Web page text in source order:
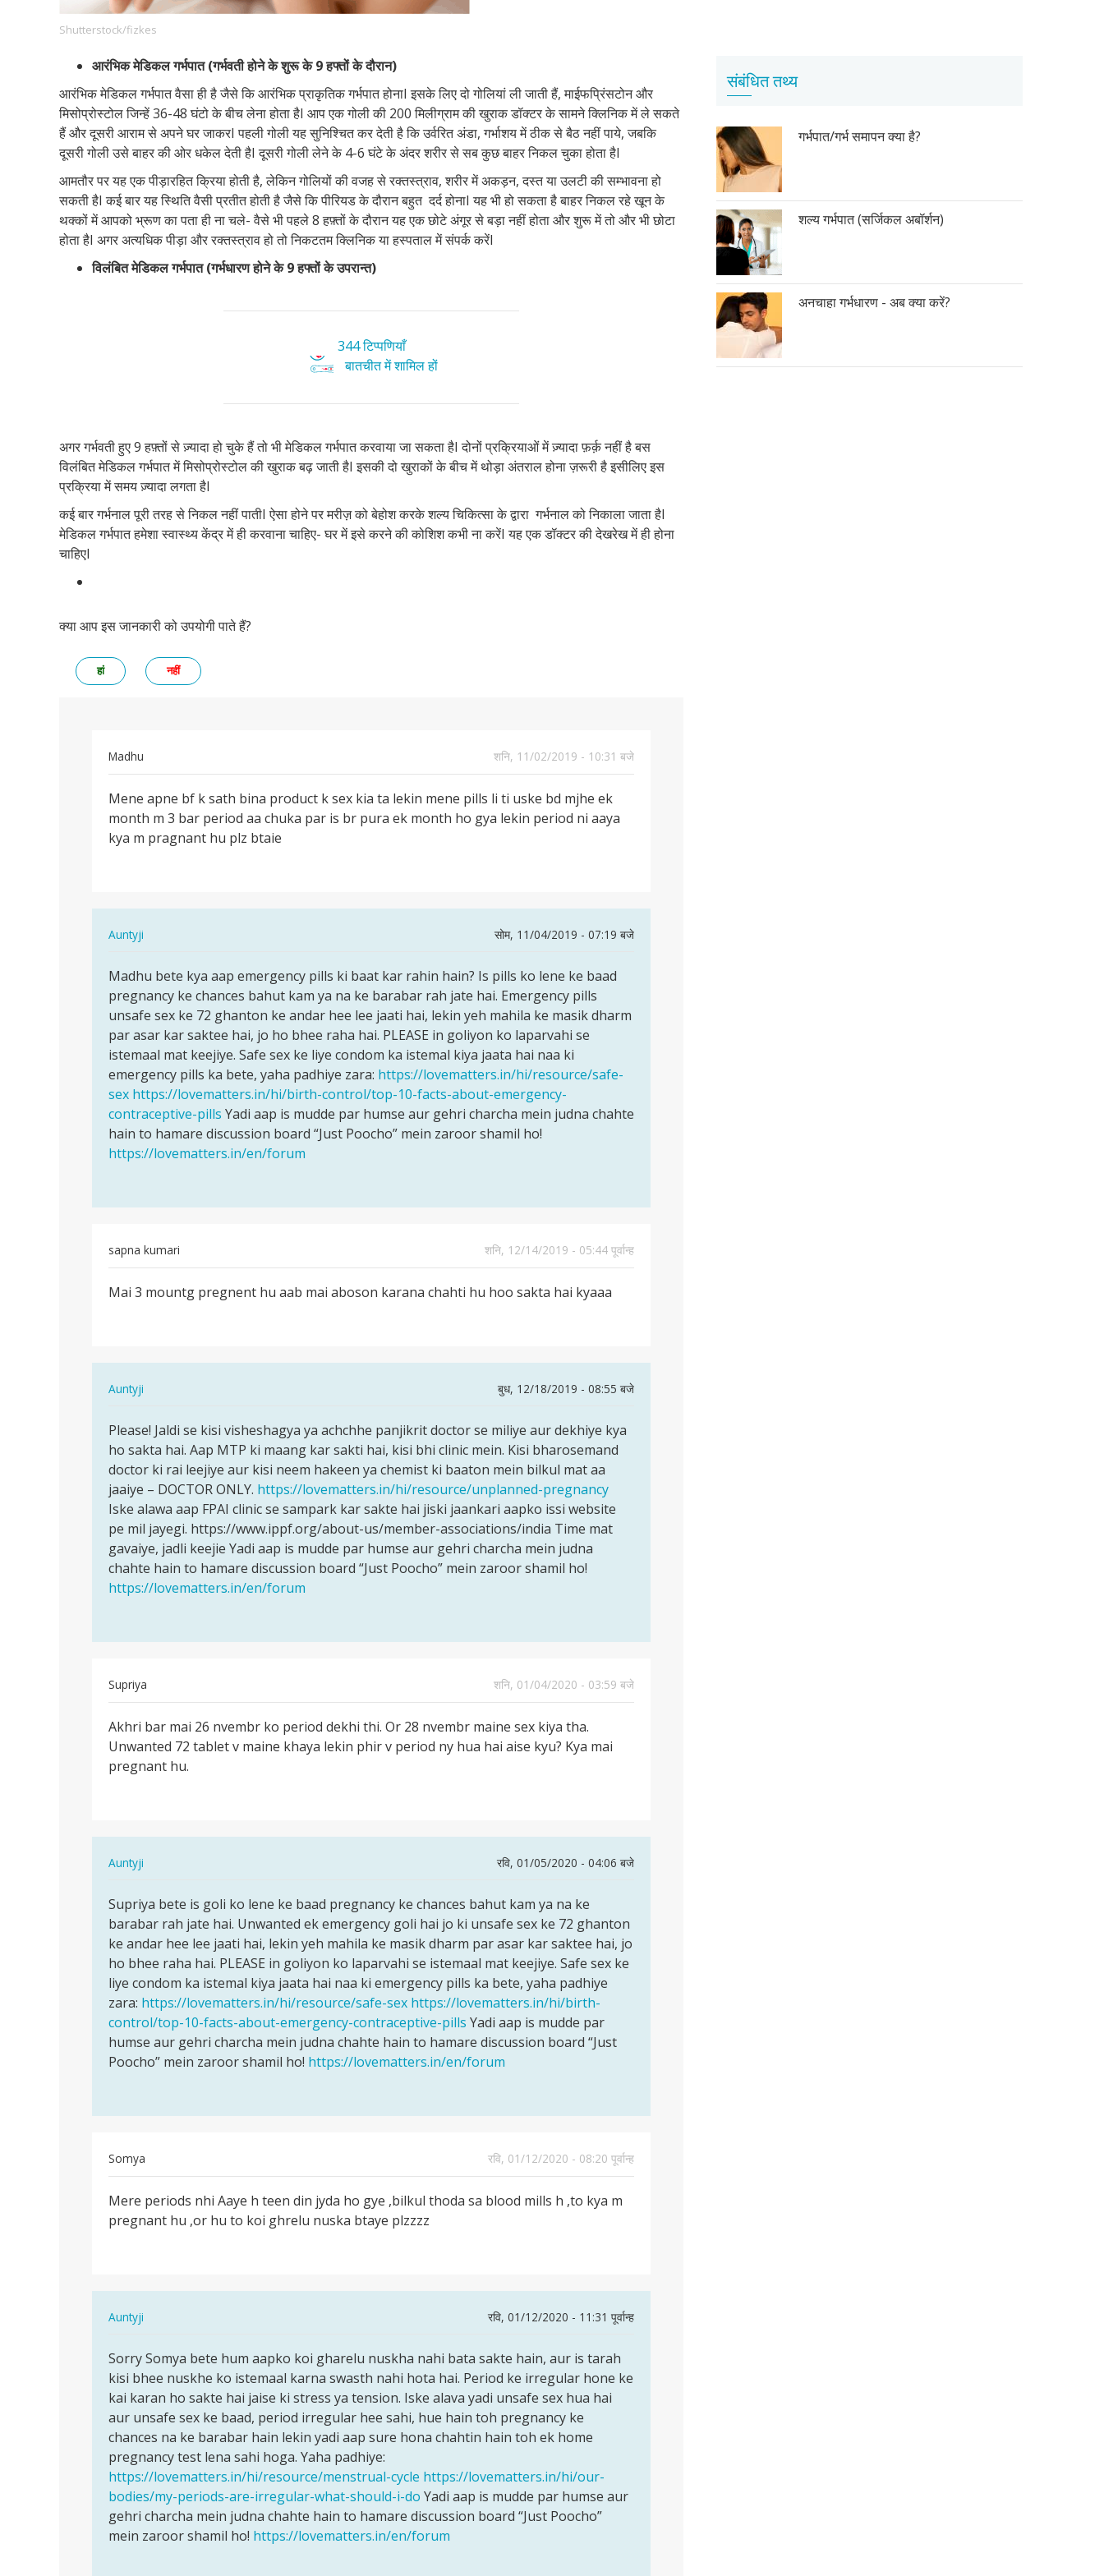
Footer
Company
Just Poocho संपर्क करें
Shutterstock/fizkes
आरंभिक मेडिकल गर्भपात (गर्भवती होने के शुरू के 9 हफ्तों के दौरान)
आरंभिक मेडिकल गर्भपात वैसा ही है जैसे कि आरंभिक प्राकृतिक गर्भपात होनाI इसके लिए दो गोलियां ली जाती हैं, माईफप्रिंसटोन और
मिसोप्रोस्टोल जिन्हें 36-48 घंटो के बीच लेना होता हैI आप एक गोली की 200 मिलीग्राम की खुराक डॉक्टर के सामने क्लिनिक में ले सकते
हैं और दूसरी आराम से अपने घर जाकरI पहली गोली यह सुनिश्चित कर देती है कि उर्वरित अंडा, गर्भाशय में ठीक से बैठ नहीं पाये, जबकि
दूसरी गोली उसे बाहर की ओर धकेल देती हैI दूसरी गोली लेने के 4-6 घंटे के अंदर शरीर से सब कुछ बाहर निकल चुका होता हैI
आमतौर पर यह एक पीड़ारहित क्रिया होती है, लेकिन गोलियों की वजह से रक्तस्त्राव, शरीर में अकड़न, दस्त या उलटी की सम्भावना हो
सकती हैI कई बार यह स्थिति वैसी प्रतीत होती है जैसे कि पीरियड के दौरान बहुत दर्द होनाI यह भी हो सकता है बाहर निकल रहे खून के
थक्कों में आपको भ्रूण का पता ही ना चले- वैसे भी पहले 8 हफ़्तों के दौरान यह एक छोटे अंगूर से बड़ा नहीं होता और शुरू में तो और भी छोटा
होता हैI अगर अत्यधिक पीड़ा और रक्तस्त्राव हो तो निकटतम क्लिनिक या हस्पताल में संपर्क करेंI
विलंबितमेडिकलगर्भपात(गर्भधारणहोनेके9हफ्तोंकेउपरान्त)
344 टिप्पणियाँ
बातचीत में शामिल हों
अगर गर्भवती हुए 9 हफ़्तों से ज़्यादा हो चुके हैं तो भी मेडिकल गर्भपात करवाया जा सकता हैI दोनों प्रक्रियाओं में ज़्यादा फ़र्क़ नहीं है बस
विलंबित मेडिकल गर्भपात में मिसोप्रोस्टोल की खुराक बढ़ जाती हैI इसकी दो खुराकों के बीच में थोड़ा अंतराल होना ज़रूरी है इसीलिए इस
प्रक्रिया में समय ज़्यादा लगता हैI
कई बार गर्भनाल पूरी तरह से निकल नहीं पातीI ऐसा होने पर मरीज़ को बेहोश करके शल्य चिकित्सा के द्वारा गर्भनाल को निकाला जाता हैI
मेडिकल गर्भपात हमेशा स्वास्थ्य केंद्र में ही करवाना चाहिए- घर में इसे करने की कोशिश कभी ना करेंI यह एक डॉक्टर की देखरेख में ही होना
चाहिएI
क्या आप इस जानकारी को उपयोगी पाते हैं?
हां नहीं
Madhu
शनि, 11/02/2019 - 10:31 बजे
Mene
apne
bf
Mene apne bf k sath bina product k sex kia ta lekin mene pills li ti uske bd mjhe ek
month m 3 bar period aa chuka par is br pura ek month ho gya lekin period ni aaya
kya m pragnant hu plz btaie
Auntyji
सोम, 11/04/2019 - 07:19 बजे
to
Mene
apne
bf
k
sath
bina…
by
Madhu
Madhu
bete
kya
aap
emergency…
Madhu bete kya aap emergency pills ki baat kar rahin hain? Is pills ko lene ke baad
pregnancy ke chances bahut kam ya na ke barabar rah jate hai. Emergency pills
unsafe sex ke 72 ghanton ke andar hee lee jaati hai, lekin yeh mahila ke masik dharm
par asar kar saktee hai, jo ho bhee raha hai. PLEASE in goliyon ko laparvahi se
istemaal mat keejiye. Safe sex ke liye condom ka istemal kiya jaata hai naa ki
emergency pills ka bete, yaha padhiye zara: https://lovematters.in/hi/resource/safe-
sex https://lovematters.in/hi/birth-control/top-10-facts-about-emergency-
contraceptive-pills Yadi aap is mudde par humse aur gehri charcha mein judna chahte
hain to hamare discussion board “Just Poocho” mein zaroor shamil ho!
https://lovematters.in/en/forum
sapna kumari
शनि, 12/14/2019 - 05:44 पूर्वान्ह
Mai
aab…
Mai 3 mountg pregnent hu aab mai aboson karana chahti hu hoo sakta hai kyaaa
Auntyji
बुध, 12/18/2019 - 08:55 बजे
to
Mai
3
mountg
pregnent
hu
aab…
by
sapna
Please!
Jaldi
se
kisi…
Please! Jaldi se kisi visheshagya ya achchhe panjikrit doctor se miliye aur dekhiye kya
ho sakta hai. Aap MTP ki maang kar sakti hai, kisi bhi clinic mein. Kisi bharosemand
doctor ki rai leejiye aur kisi neem hakeen ya chemist ki baaton mein bilkul mat aa
jaaiye – DOCTOR ONLY. https://lovematters.in/hi/resource/unplanned-pregnancy
Iske alawa aap FPAI clinic se sampark kar sakte hai jiski jaankari aapko issi website
pe mil jayegi. https://www.ippf.org/about-us/member-associations/india Time mat
gavaiye, jadli keejie Yadi aap is mudde par humse aur gehri charcha mein judna
chahte hain to hamare discussion board “Just Poocho” mein zaroor shamil ho!
https://lovematters.in/en/forum
Supriya
शनि, 01/04/2020 - 03:59 बजे
Akhri
bar
mai
Akhri bar mai 26 nvembr ko period dekhi thi. Or 28 nvembr maine sex kiya tha.
Unwanted 72 tablet v maine khaya lekin phir v period ny hua hai aise kyu? Kya mai
pregnant hu.
Auntyji
रवि, 01/05/2020 - 04:06 बजे
to
Akhri
bar
mai
26
nvembr
ko…
by
Supriya
Supriya
bete
is
goli
ko
lene…
Supriya bete is goli ko lene ke baad pregnancy ke chances bahut kam ya na ke
barabar rah jate hai. Unwanted ek emergency goli hai jo ki unsafe sex ke 72 ghanton
ke andar hee lee jaati hai, lekin yeh mahila ke masik dharm par asar kar saktee hai, jo
ho bhee raha hai. PLEASE in goliyon ko laparvahi se istemaal mat keejiye. Safe sex ke
liye condom ka istemal kiya jaata hai naa ki emergency pills ka bete, yaha padhiye
zara: https://lovematters.in/hi/resource/safe-sex https://lovematters.in/hi/birth-
control/top-10-facts-about-emergency-contraceptive-pills Yadi aap is mudde par
humse aur gehri charcha mein judna chahte hain to hamare discussion board “Just
Poocho” mein zaroor shamil ho! https://lovematters.in/en/forum
Somya
रवि, 01/12/2020 - 08:20 पूर्वान्ह
Mere
periods
Mere periods nhi Aaye h teen din jyda ho gye ,bilkul thoda sa blood mills h ,to kya m
pregnant hu ,or hu to koi ghrelu nuska btaye plzzzz
Auntyji
रवि, 01/12/2020 - 11:31 पूर्वान्ह
to
Mere
periods
nhi
Aaye
h
teen…
by
Somya
Sorry
Somya
bete
hum
aapko…
Sorry Somya bete hum aapko koi gharelu nuskha nahi bata sakte hain, aur is tarah
kisi bhee nuskhe ko istemaal karna swasth nahi hota hai. Period ke irregular hone ke
kai karan ho sakte hai jaise ki stress ya tension. Iske alava yadi unsafe sex hua hai
aur unsafe sex ke baad, period irregular hee sahi, hue hain toh pregnancy ke
chances na ke barabar hain lekin yadi aap sure hona chahtin hain toh ek home
pregnancy test lena sahi hoga. Yaha padhiye:
https://lovematters.in/hi/resource/menstrual-cycle https://lovematters.in/hi/our-
bodies/my-periods-are-irregular-what-should-i-do Yadi aap is mudde par humse aur
gehri charcha mein judna chahte hain to hamare discussion board “Just Poocho”
mein zaroor shamil ho! https://lovematters.in/en/forum
संबंधित तथ्य
गर्भपात/गर्भ समापन क्या है?
शल्य गर्भपात (सर्जिकल अबॉर्शन)
अनचाहा गर्भधारण - अब क्या करें?